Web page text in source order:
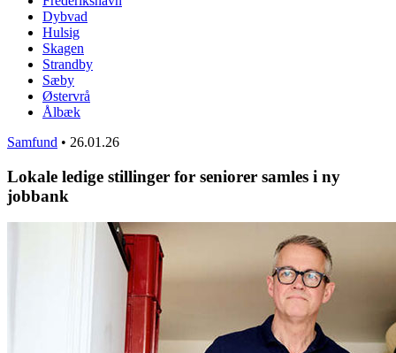
Dybvad
Hulsig
Skagen
Strandby
Sæby
Østervrå
Ålbæk
Samfund • 26.01.26
Lokale ledige stillinger for seniorer samles i ny
jobbank